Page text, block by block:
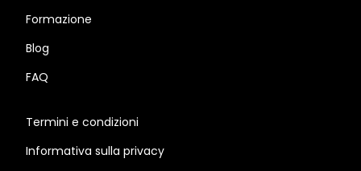
Formazione
Blog
FAQ
Termini e condizioni
Informativa sulla privacy